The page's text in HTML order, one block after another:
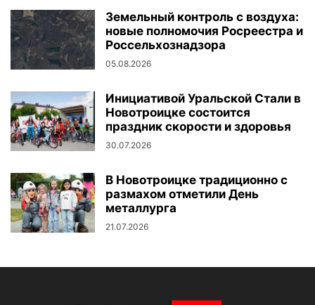
Земельный контроль с воздуха:
новые полномочия Росреестра и
Россельхознадзора
05.08.2026
Инициативой Уральской Стали в
Новотроицке состоится
праздник скорости и здоровья
30.07.2026
В Новотроицке традиционно с
размахом отметили День
металлурга
21.07.2026